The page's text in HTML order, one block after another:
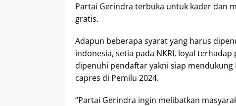
Partai Gerindra terbuka untuk kader dan
gratis.
Adapun beberapa syarat yang harus
indonesia, setia pada NKRI, loyal
dipenuhi pendaftar yakni siap
capres di Pemilu 2024.
“Partai Gerindra ingin melibatkan